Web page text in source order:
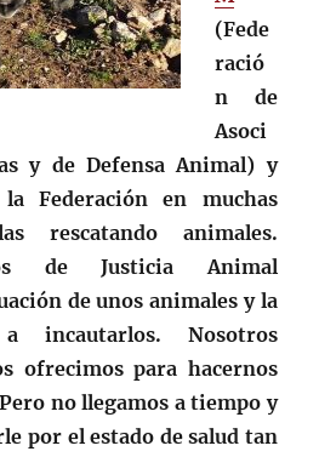
(Fede
ració
n de
Asoci
y de Defensa Animal) y
Federación en muchas
rescatando animales.
de Justicia Animal
de unos animales y la
incautarlos. Nosotros
ofrecimos para hacernos
no llegamos a tiempo y
por el estado de salud tan